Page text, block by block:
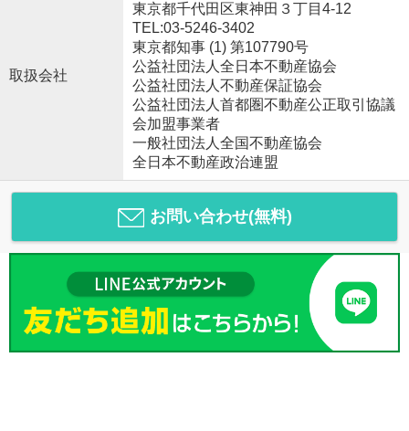
取扱会社
東京都千代田区東神田３丁目4-12
TEL:03-5246-3402
東京都知事 (1) 第107790号
公益社団法人全日本不動産協会
公益社団法人不動産保証協会
公益社団法人首都圏不動産公正取引協議
会加盟事業者
一般社団法人全国不動産協会
全日本不動産政治連盟
お問い合わせ(無料)